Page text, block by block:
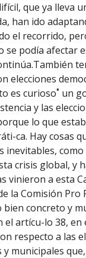
que ya lleva
han ido
el recorrido,
se podía afectar
elecciones
es curioso˚ un
y las
lo que
ca. Hay cosas
inevitables,
crisis global, y
vinieron a esta
la Comisión Pro
concreto y
el artícu-lo 38, en
respecto a las
municipales